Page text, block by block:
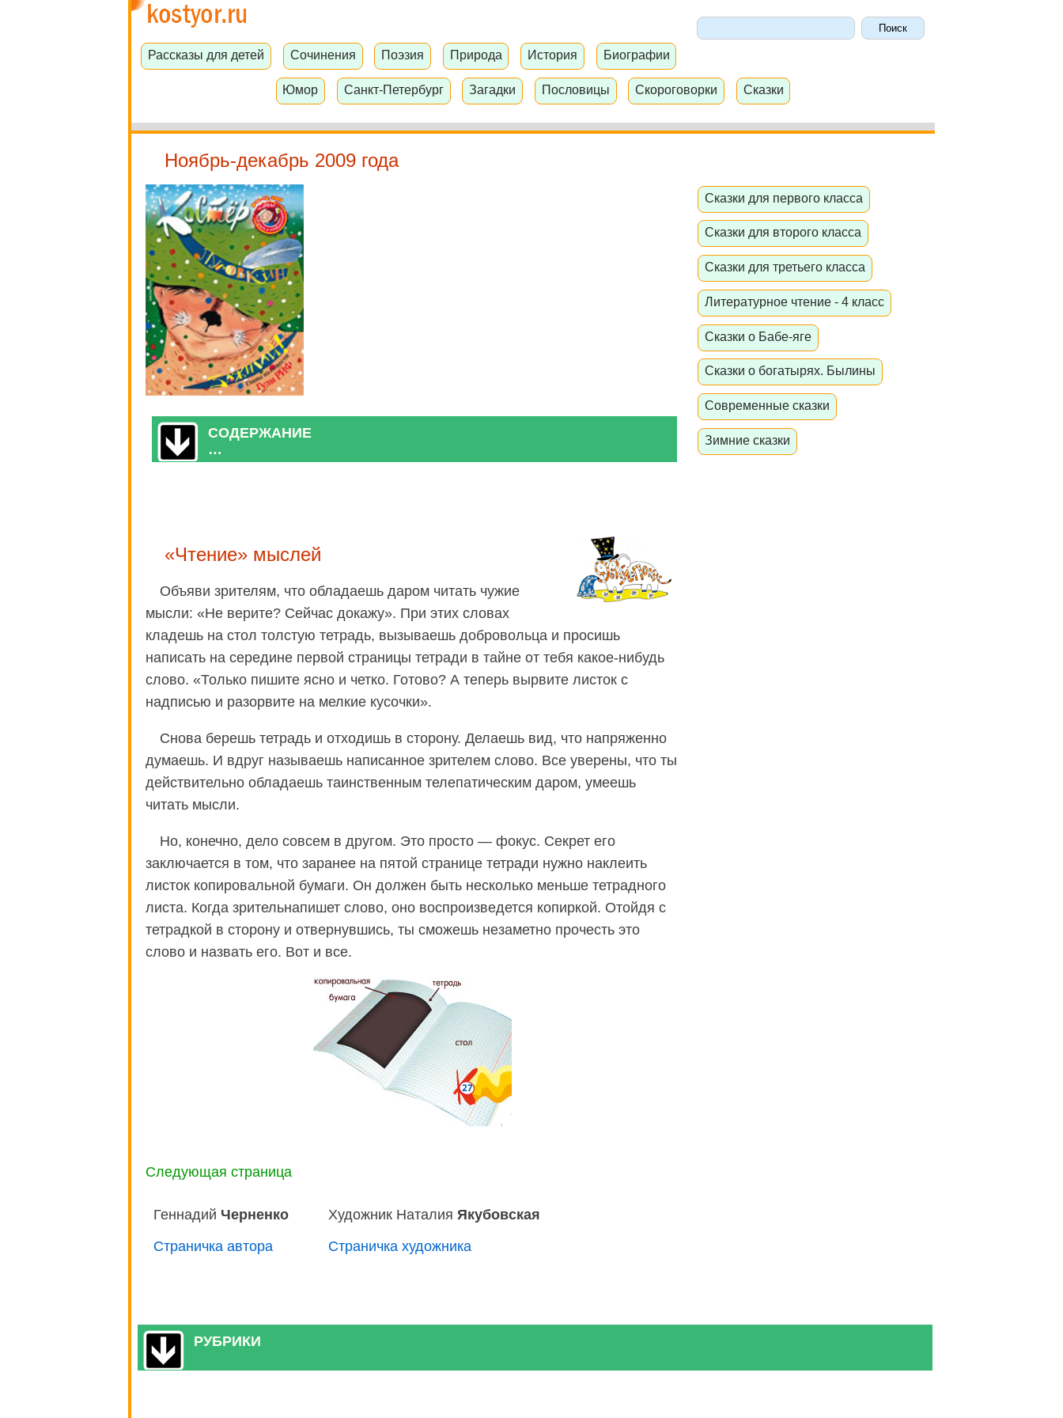
Рассказы для детей Сочинения Поэзия Природа История Биографии
Юмор Санкт-Петербург Загадки Пословицы Скороговорки Сказки
Ноябрь-декабрь 2009 года
СОДЕРЖАНИЕ
…
«Чтение» мыслей
Объяви зрителям, что обладаешь даром читать чужие
мысли: «Не верите? Сейчас докажу». При этих словах
кладешь на стол толстую тетрадь, вызываешь добровольца и просишь
написать на середине первой страницы тетради в тайне от тебя какое-нибудь
слово. «Только пишите ясно и четко. Готово? А теперь вырвите листок с
надписью и разорвите на мелкие кусочки».
Снова берешь тетрадь и отходишь в сторону. Делаешь вид, что напряженно
думаешь. И вдруг называешь написанное зрителем слово. Все уверены, что ты
действительно обладаешь таинственным телепатическим даром, умеешь
читать мысли.
Но, конечно, дело совсем в другом. Это просто — фокус. Секрет его
заключается в том, что заранее на пятой странице тетради нужно наклеить
листок копировальной бумаги. Он должен быть несколько меньше тетрадного
листа. Когда зрительнапишет слово, оно воспроизведется копиркой. Отойдя с
тетрадкой в сторону и отвернувшись, ты сможешь незаметно прочесть это
слово и назвать его. Вот и все.
Следующая страница
Геннадий Черненко Художник Наталия Якубовская
Страничка автора
Страничка художника
Сказки для первого класса
Сказки для второго класса
Сказки для третьего класса
Литературное чтение - 4 класс
Сказки о Бабе-яге
Сказки о богатырях. Былины
Современные сказки
Зимние сказки
РУБРИКИ